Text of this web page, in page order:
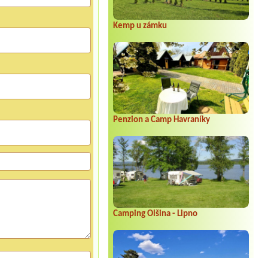
Kemp u zámku
Penzion a Camp Havraníky
Camping Olšina - Lipno